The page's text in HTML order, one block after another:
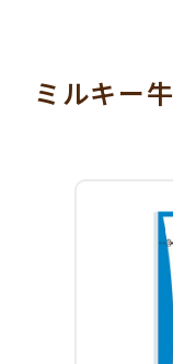
ミルキー